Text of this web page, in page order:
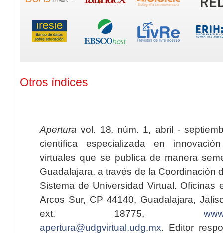
Otros índices
Apertura vol. 18, núm. 1, abril -
científica especializada en
virtuales que se publica de manera
Guadalajara, a través de la Coordinación
Sistema de Universidad Virtual. Oficinas
Arcos Sur, CP 44140, Guadalajara,
ext. 18775,
apertura@udgvirtual.udg.mx. Editor